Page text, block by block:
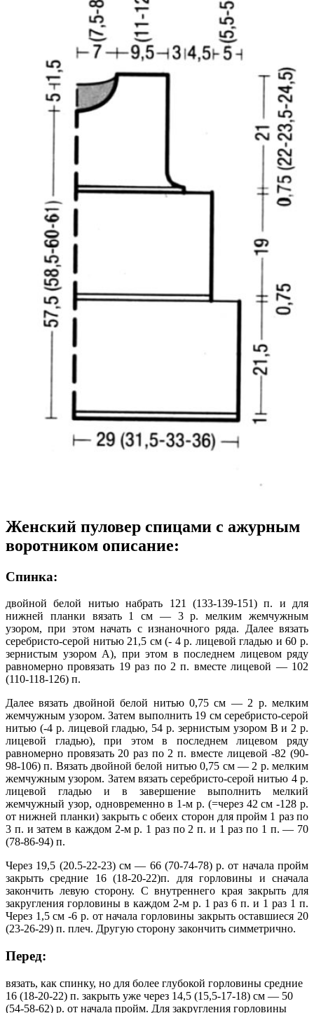
Женский пуловер спицами с ажурным
воротником описание:
Спинка:
двойной белой нитью набрать 121 (133-139-151) п. и для
нижней планки вязать 1 см — 3 р. мелким жемчужным
узором, при этом начать с изнаночного ряда. Далее вязать
серебристо-серой нитью 21,5 см (- 4 р. лицевой гладью и 60 р.
зернистым узором А), при этом в последнем лицевом ряду
равномерно провязать 19 раз по 2 п. вместе лицевой — 102
(110-118-126) п.
Далее вязать двойной белой нитью 0,75 см — 2 р. мелким
жемчужным узором. Затем выполнить 19 см серебристо-серой
нитью (-4 р. лицевой гладью, 54 р. зернистым узором В и 2 р.
лицевой гладью), при этом в последнем лицевом ряду
равномерно провязать 20 раз по 2 п. вместе лицевой -82 (90-
98-106) п. Вязать двойной белой нитью 0,75 см — 2 р. мелким
жемчужным узором. Затем вязать серебристо-серой нитью 4 р.
лицевой гладью и в завершение выполнить мелкий
жемчужный узор, одновременно в 1-м р. (=через 42 см -128 р.
от нижней планки) закрыть с обеих сторон для пройм 1 раз по
3 п. и затем в каждом 2-м р. 1 раз по 2 п. и 1 раз по 1 п. — 70
(78-86-94) п.
Через 19,5 (20.5-22-23) см — 66 (70-74-78) р. от начала пройм
закрыть средние 16 (18-20-22)п. для горловины и сначала
закончить левую сторону. С внутреннего края закрыть для
закругления горловины в каждом 2-м р. 1 раз 6 п. и 1 раз 1 п.
Через 1,5 см -6 р. от начала горловины закрыть оставшиеся 20
(23-26-29) п. плеч. Другую сторону закончить симметрично.
Перед:
вязать, как спинку, но для более глубокой горловины средние
16 (18-20-22) п. закрыть уже через 14,5 (15,5-17-18) см — 50
(54-58-62) р. от начала пройм. Для закругления горловины